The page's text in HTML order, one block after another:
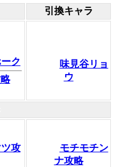
引換キャラ
ク
味見谷リョ
ウ
攻
モチモチン
ナ攻略